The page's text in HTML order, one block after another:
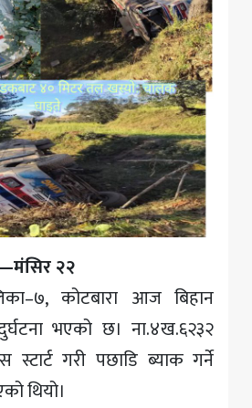
२२
कोटबारा आज बिहान
भएको छ। ना.४ख.६२३२
गरी पछाडि ब्याक गर्ने
थियो।